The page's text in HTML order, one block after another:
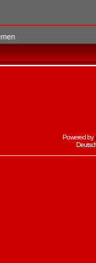
Powered by